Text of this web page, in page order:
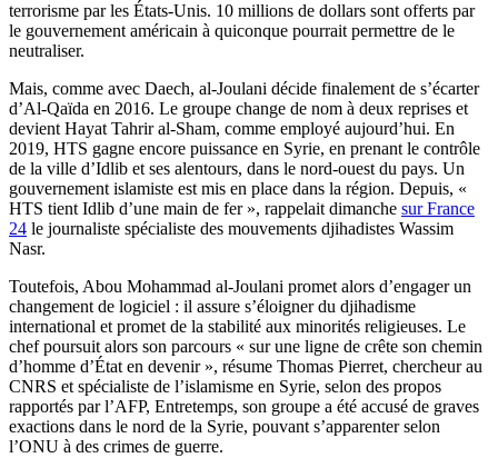
terrorisme par les États-Unis. 10 millions de dollars sont offerts par
le gouvernement américain à quiconque pourrait permettre de le
neutraliser.
Mais, comme avec Daech, al-Joulani décide finalement de s’écarter
d’Al-Qaïda en 2016. Le groupe change de nom à deux reprises et
devient Hayat Tahrir al-Sham, comme employé aujourd’hui. En
2019, HTS gagne encore puissance en Syrie, en prenant le contrôle
de la ville d’Idlib et ses alentours, dans le nord-ouest du pays. Un
gouvernement islamiste est mis en place dans la région. Depuis, «
HTS tient Idlib d’une main de fer », rappelait dimanche sur France
24 le journaliste spécialiste des mouvements djihadistes Wassim
Nasr.
Toutefois, Abou Mohammad al-Joulani promet alors d’engager un
changement de logiciel : il assure s’éloigner du djihadisme
international et promet de la stabilité aux minorités religieuses. Le
chef poursuit alors son parcours « sur une ligne de crête son chemin
d’homme d’État en devenir », résume Thomas Pierret, chercheur au
CNRS et spécialiste de l’islamisme en Syrie, selon des propos
rapportés par l’AFP, Entretemps, son groupe a été accusé de graves
exactions dans le nord de la Syrie, pouvant s’apparenter selon
l’ONU à des crimes de guerre.